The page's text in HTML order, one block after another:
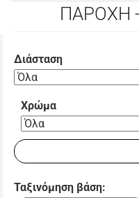
ΠΑΡΟΧΗ
Διάσταση
Χρώμα
Ταξινόμηση βάση: